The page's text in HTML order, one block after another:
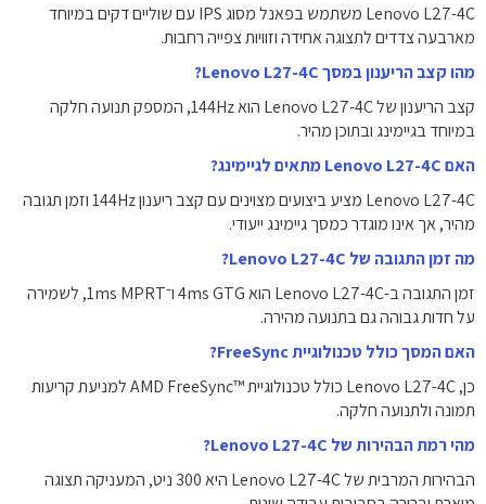
Lenovo L27-4C משתמש בפאנל מסוג IPS עם שוליים דקים במיוחד
מארבעה צדדים לתצוגה אחידה וזוויות צפייה רחבות.
מהו קצב הריענון במסך Lenovo L27-4C?
קצב הריענון של Lenovo L27-4C הוא ‎144Hz‎, המספק תנועה חלקה
במיוחד בגיימינג ובתוכן מהיר.
האם Lenovo L27-4C מתאים לגיימינג?
Lenovo L27-4C מציע ביצועים מצוינים עם קצב ריענון ‎144Hz‎ וזמן תגובה
מהיר, אך אינו מוגדר כמסך גיימינג ייעודי.
מה זמן התגובה של Lenovo L27-4C?
זמן התגובה ב-Lenovo L27-4C הוא ‎4ms GTG‎ ו־‎1ms MPRT‎, לשמירה
על חדות גבוהה גם בתנועה מהירה.
האם המסך כולל טכנולוגיית FreeSync?
כן, Lenovo L27-4C כולל טכנולוגיית ‎AMD FreeSync™‎ למניעת קריעות
תמונה ולתנועה חלקה.
מהי רמת הבהירות של Lenovo L27-4C?
הבהירות המרבית של Lenovo L27-4C היא ‎300 ניט‎, המעניקה תצוגה